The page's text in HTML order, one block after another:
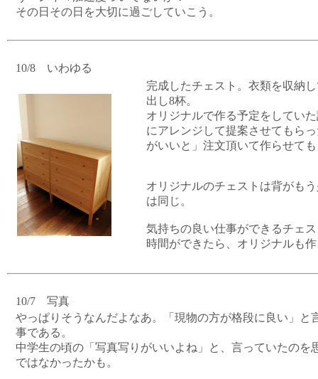
その日その日を大切に過ごしていこう。
10/8 いわゆる
完成したチェスト。衣類を収納
出し8杯。
オリジナルで作る予定をしてい
にアレンジして提案させてもら
がいいと」注文頂いて作らせて
オリジナルのチェストは背がも
は同じ。
気持ちの良い仕事ができるチェ
時間ができたら、オリジナルも
10/7 写真
やっぱりそうなんだよなあ。「現物の方が格段に良い」と
事である。
中学生の頃の「写真写りがいいよね」と、言っていたのを
ではなかったかも。